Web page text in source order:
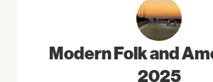
Modern Folk and
2025